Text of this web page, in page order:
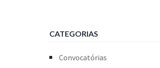
CATEGORIAS
Convocatórias